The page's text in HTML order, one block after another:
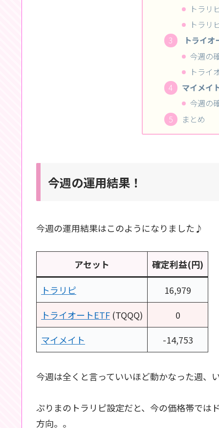
トラリ
トラリ
トライ
今週の
トライ
マイメイ
今週の
まとめ
今週の運用結果！
今週の運用結果はこのようになりました♪
アセット 確定利益(円)
トラリピ
16,979
トライオートETF (TQQQ)
0
マイメイト
-14,753
今週は全くと言っていいほど動かなった週
ぷりまのトラリピ設定だと、今の価格帯では
方向。。